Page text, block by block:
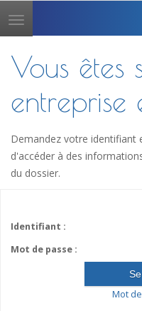
Toggle
navigation
Vous êtes
entreprise
Demandez votre identifiant
d'accéder à des
du dossier.
Identifiant :
Mot de passe :
Mot